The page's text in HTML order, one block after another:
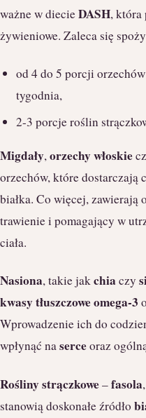
ważne w diecieDASH, która
żywieniowe. Zaleca się
od 4 do 5 porcji
tygodnia,
2-3 porcje roślin
Migdały,orzechy włoskie
orzechów, które dostarczają
białka. Co więcej, zawierają
trawienie i pomagający w
ciała.
Nasiona, takie jakchia czy
kwasy tłuszczowe omega-3
Wprowadzenie ich do
wpłynąć naserceoraz
Rośliny strączkowe–fasola,
stanowią doskonałe źródło